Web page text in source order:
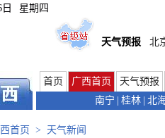
星期四
天气预报
北
首页 广西首页 天气预报
南宁
桂林 北
首页 > 天气新闻